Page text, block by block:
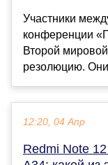
Участники
конференции
Второй
резолюцию.
12:20, 04 Апр
Redmi Note